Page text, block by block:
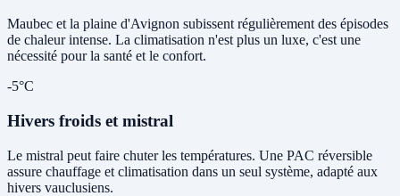
Maubec et la plaine d'Avignon subissent régulièrement des épisodes
de chaleur intense. La climatisation n'est plus un luxe, c'est une
nécessité pour la santé et le confort.
-5°C
Hivers froids et mistral
Le mistral peut faire chuter les températures. Une PAC réversible
assure chauffage et climatisation dans un seul système, adapté aux
hivers vauclusiens.